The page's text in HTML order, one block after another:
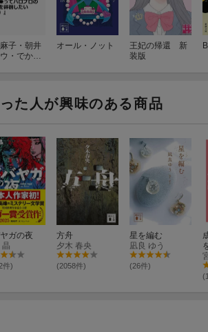
子・朝井
・でか美
の話を50
よう
オール・ノット
王妃の帰還 新
装版
た人が興味のある商品
ガの夜
晶
件)
方舟
夕木 春央
(2058件)
星を編む
凪良 ゆう
(26件)